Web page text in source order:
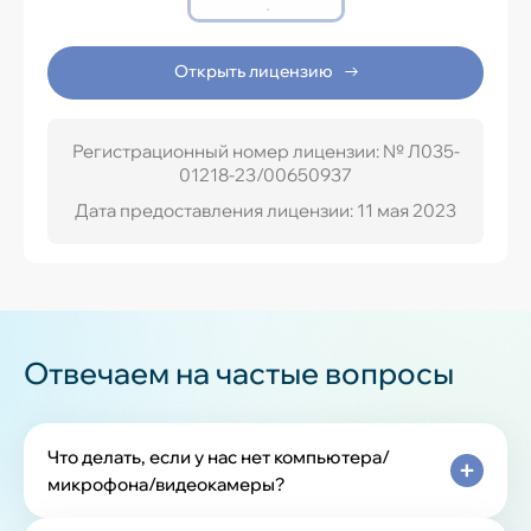
Открыть лицензию
Регистрационный номер лицензии: № Л035-
01218-23/00650937
Дата предоставления лицензии: 11 мая 2023
Отвечаем на частые вопросы
Что делать, если у нас нет компьютера/
микрофона/видеокамеры?